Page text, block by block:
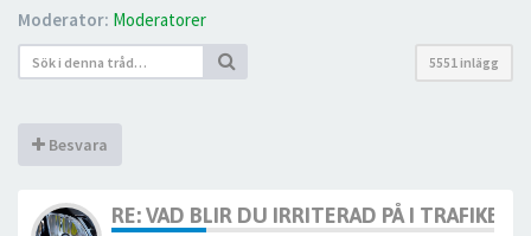
Moderator: Moderatorer
5551 inlägg
Besvara
RE: VAD BLIR DU IRRITERAD PÅ I TRAFIKEN?